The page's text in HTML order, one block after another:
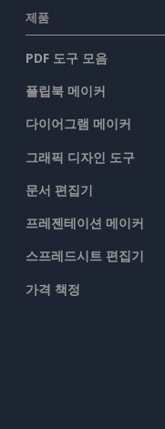
제품
PDF 도구 모음
플립북 메이커
다이어그램 메이커
그래픽 디자인 도구
문서 편집기
프레젠테이션 메이커
스프레드시트 편집기
가격 책정